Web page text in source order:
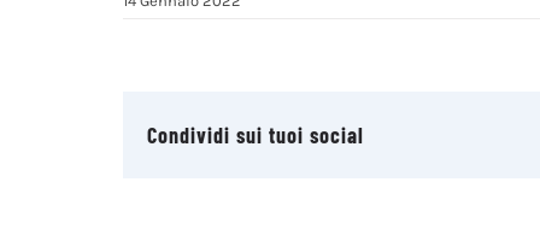
Condividi sui tuoi social